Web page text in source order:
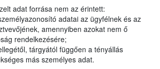
adat forrása nem az érintett:
adatai az ügyfélnek és az
amennyiben azokat nem ő
rendelkezésére;
tárgyától függően a tényállás
más személyes adat.